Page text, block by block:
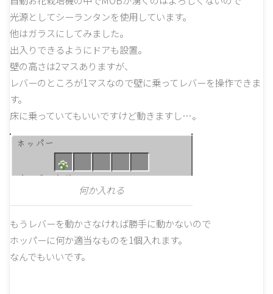
壁の高さは2マスありますが、
レバーのところが1マスなので壁に乗ってレバーを操作できま
す。
床に乗っていてもいいですけど動きますし…。
もうレバーを動かさなければ勝手に動かないので
なんでもいいです。